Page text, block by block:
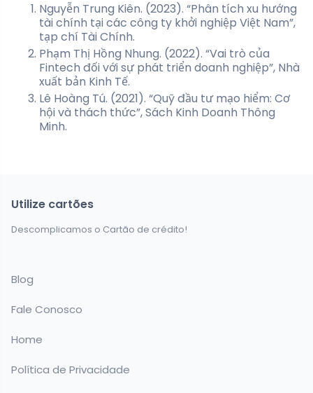
Nguyễn Trung Kiên. (2023). “Phân tích xu hướng
tài chính tại các công ty khởi nghiệp Việt Nam”,
tạp chí Tài Chính.
Phạm Thị Hồng Nhung. (2022). “Vai trò của
Fintech đối với sự phát triển doanh nghiệp”, Nhà
xuất bản Kinh Tế.
Lê Hoàng Tú. (2021). “Quỹ đầu tư mạo hiểm: Cơ
hội và thách thức”, Sách Kinh Doanh Thông
Minh.
Utilize cartões
Descomplicamos o Cartão de crédito!
Blog
Fale Conosco
Home
Política de Privacidade